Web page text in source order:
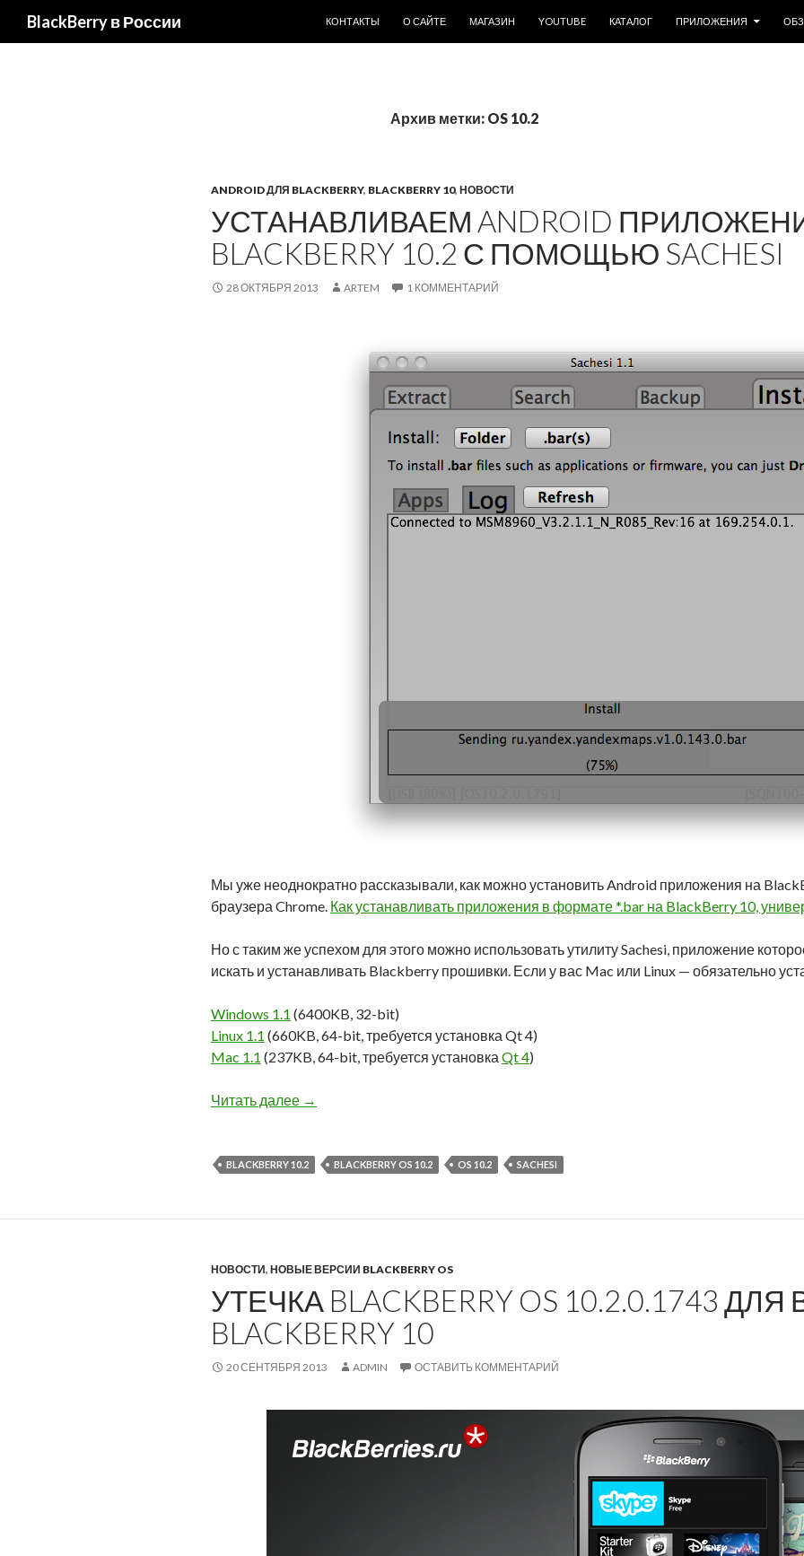
BlackBerry в России
КОНТАКТЫ
О САЙТЕ МАГАЗИН YOUTUBE КАТАЛОГ ПРИЛОЖЕНИЯ
Архив метки: OS 10.2
ANDROID ДЛЯ BLACKBERRY, BLACKBERRY 10, НОВОСТИ
УСТАНАВЛИВАЕМ ANDROID
BLACKBERRY 10.2 С ПОМОЩЬЮ SACHESI
28 ОКТЯБРЯ 2013 ARTEM 1 КОММЕНТАРИЙ
Мы уже неоднократно рассказывали, как можно установить Android приложения на
браузера Chrome. Как устанавливать приложения в формате *.bar на BlackBerry 10,
Но с таким же успехом для этого можно использовать утилиту Sachesi, приложение
искать и устанавливать Blackberry прошивки. Если у вас Mac или Linux — обязательно
Windows 1.1 (6400KB, 32-bit)
Linux 1.1 (660KB, 64-bit, требуется установка Qt 4)
Mac 1.1 (237KB, 64-bit, требуется установка Qt 4)
Читать далее Устанавливаем Android приложения на BlackBerry 10.2 с помощью Sachesi
→
BLACKBERRY 10.2 BLACKBERRY OS 10.2 OS 10.2 SACHESI
НОВОСТИ, НОВЫЕ ВЕРСИИ BLACKBERRY OS
УТЕЧКА BLACKBERRY OS 10.2.0.1743 ДЛЯ
BLACKBERRY 10
20 СЕНТЯБРЯ 2013 ADMIN ОСТАВИТЬ КОММЕНТАРИЙ